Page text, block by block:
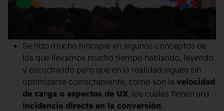
Se hizo mucho hincapié en algunos conceptos de
los que llevamos mucho tiempo hablando, leyendo
y escuchando pero que en la realidad siguen sin
optimizarse correctamente, como son la velocidad
de carga o aspectos de UX, los cuales tienen una
incidencia directa en la conversión.